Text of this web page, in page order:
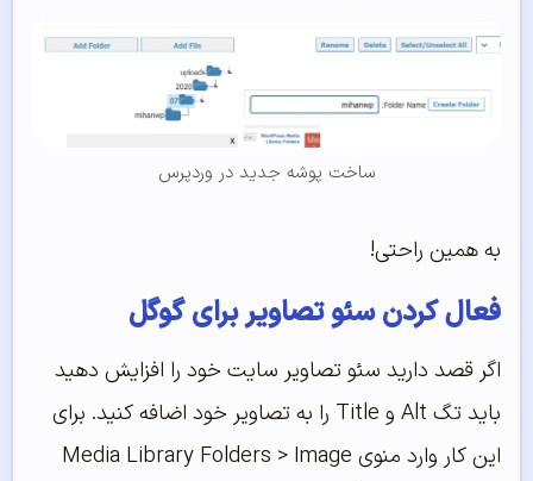
ساخت پوشه جدید در وردپرس
به همین راحتی!
فعال کردن سئو تصاویر برای گوگل
اگر قصد دارید سئو تصاویر سایت خود را افزایش دهید
باید تگ Alt و Title را به تصاویر خود اضافه کنید. برای
این کار وارد منوی Media Library Folders > Image